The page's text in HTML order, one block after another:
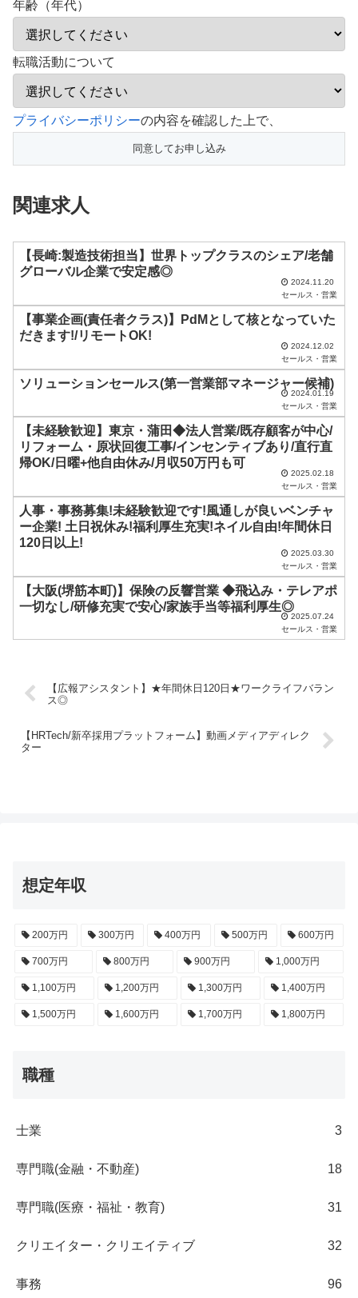
年齢（年代）
転職活動について
こ
フ
ー
は
ま
ま
に
く
さ
い
。
プライバシーポリシーの内容を確認した上で、
関連求人
【長崎:製造技術担当】世界トップクラスのシェア/老舗
グローバル企業で安定感◎
2024.11.20
セールス・営業
【事業企画(責任者クラス)】PdMとして核となっていた
だきます!/リモートOK!
2024.12.02
セールス・営業
ソリューションセールス(第一営業部マネージャー候補)
2024.01.19
セールス・営業
【未経験歓迎】東京・蒲田◆法人営業/既存顧客が中心/
リフォーム・原状回復工事/インセンティブあり/直行直
帰OK/日曜+他自由休み/月収50万円も可
2025.02.18
セールス・営業
人事・事務募集!未経験歓迎です!風通しが良いベンチャ
ー企業! 土日祝休み!福利厚生充実!ネイル自由!年間休日
120日以上!
2025.03.30
セールス・営業
【大阪(堺筋本町)】保険の反響営業 ◆飛込み・テレアポ
一切なし/研修充実で安心/家族手当等福利厚生◎
2025.07.24
セールス・営業
【広報アシスタント】★年間休日120日★ワークライフバラン
ス◎
【HRTech/新卒採用プラットフォーム】動画メディアディレク
ター
想定年収
200万円 300万円 400万円 500万円 600万円
700万円 800万円 900万円 1,000万円
1,100万円 1,200万円 1,300万円 1,400万円
1,500万円 1,600万円 1,700万円 1,800万円
職種
士業 3
専門職(金融・不動産) 18
専門職(医療・福祉・教育) 31
クリエイター・クリエイティブ 32
事務 96